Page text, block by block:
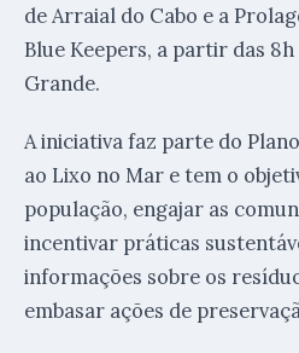
de Arraial do Cabo e a
Blue Keepers, a partir das
Grande.
A iniciativa faz parte do
ao Lixo no Mar e tem o
população, engajar as
incentivar práticas
informações sobre os
embasar ações de